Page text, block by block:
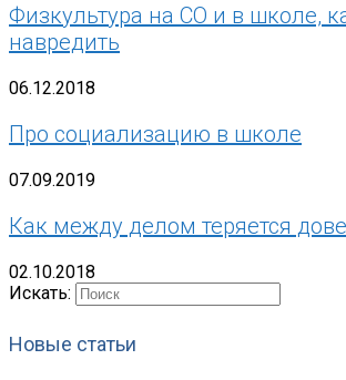
Физкультура на СО и в школе,
навредить
06.12.2018
Про социализацию в школе
07.09.2019
Как между делом теряется
02.10.2018
Искать:
Новые статьи